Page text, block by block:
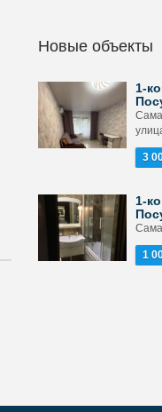
Новые объекты
1-
3
1-
1